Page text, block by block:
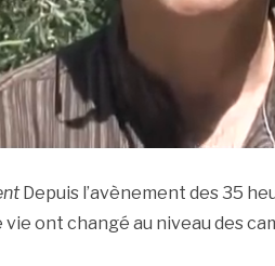
Depuis l’avènement des 35
vie ont changé au niveau des